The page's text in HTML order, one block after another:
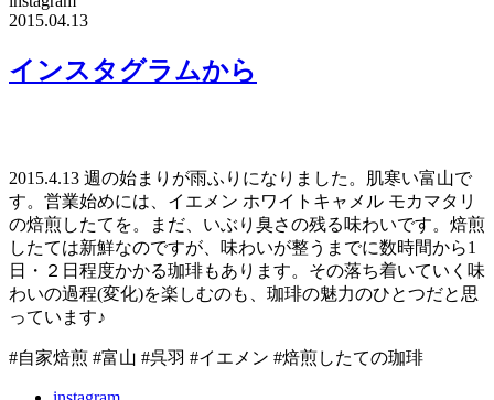
2015.04.13
インスタグラムから
2015.4.13 週の始まりが雨ふりになりました。肌寒い富山で
す。営業始めには、イエメン ホワイトキャメル モカマタリ
の焙煎したてを。まだ、いぶり臭さの残る味わいです。焙煎
したては新鮮なのですが、味わいが整うまでに数時間から1
日・２日程度かかる珈琲もあります。その落ち着いていく味
わいの過程(変化)を楽しむのも、珈琲の魅力のひとつだと思
っています♪
#自家焙煎 #富山 #呉羽 #イエメン #焙煎したての珈琲